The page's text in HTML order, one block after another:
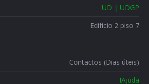
UD | UDGP
Edifício 2 piso 7
Contactos (Dias úteis)
IAjuda